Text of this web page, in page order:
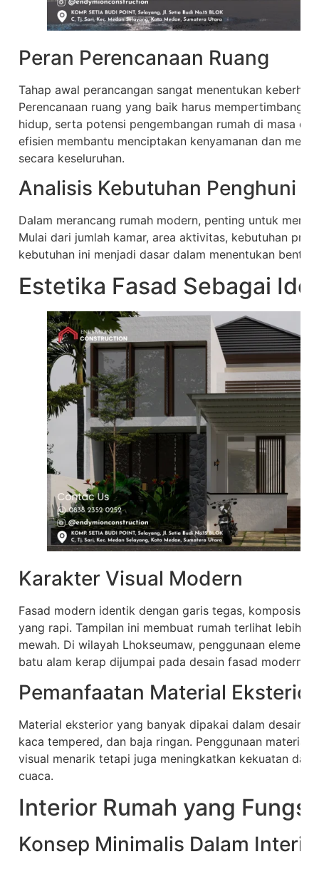
Peran Perencanaan Ruang
Tahap awal perancangan sangat menentukan
Perencanaan ruang yang baik harus
hidup, serta potensi pengembangan rumah di masa
efisien membantu menciptakan kenyamanan dan
secara keseluruhan.
Analisis Kebutuhan Penghuni
Dalam merancang rumah modern, penting untuk
Mulai dari jumlah kamar, area aktivitas, kebutuhan
kebutuhan ini menjadi dasar dalam menentukan
Estetika Fasad Sebagai
Karakter Visual Modern
Fasad modern identik dengan garis tegas, komposisi
yang rapi. Tampilan ini membuat rumah terlihat lebih
mewah. Di wilayah Lhokseumaw, penggunaan elemen
batu alam kerap dijumpai pada desain fasad modern.
Pemanfaatan Material Eksterior
Material eksterior yang banyak dipakai dalam desain
kaca tempered, dan baja ringan. Penggunaan material
visual menarik tetapi juga meningkatkan kekuatan dan
cuaca.
Interior Rumah yang
Konsep Minimalis Dalam